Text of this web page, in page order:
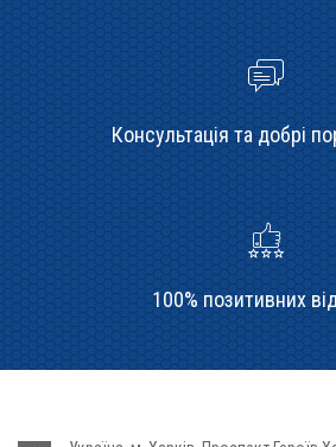
Консультація та добрі
100% позитивних